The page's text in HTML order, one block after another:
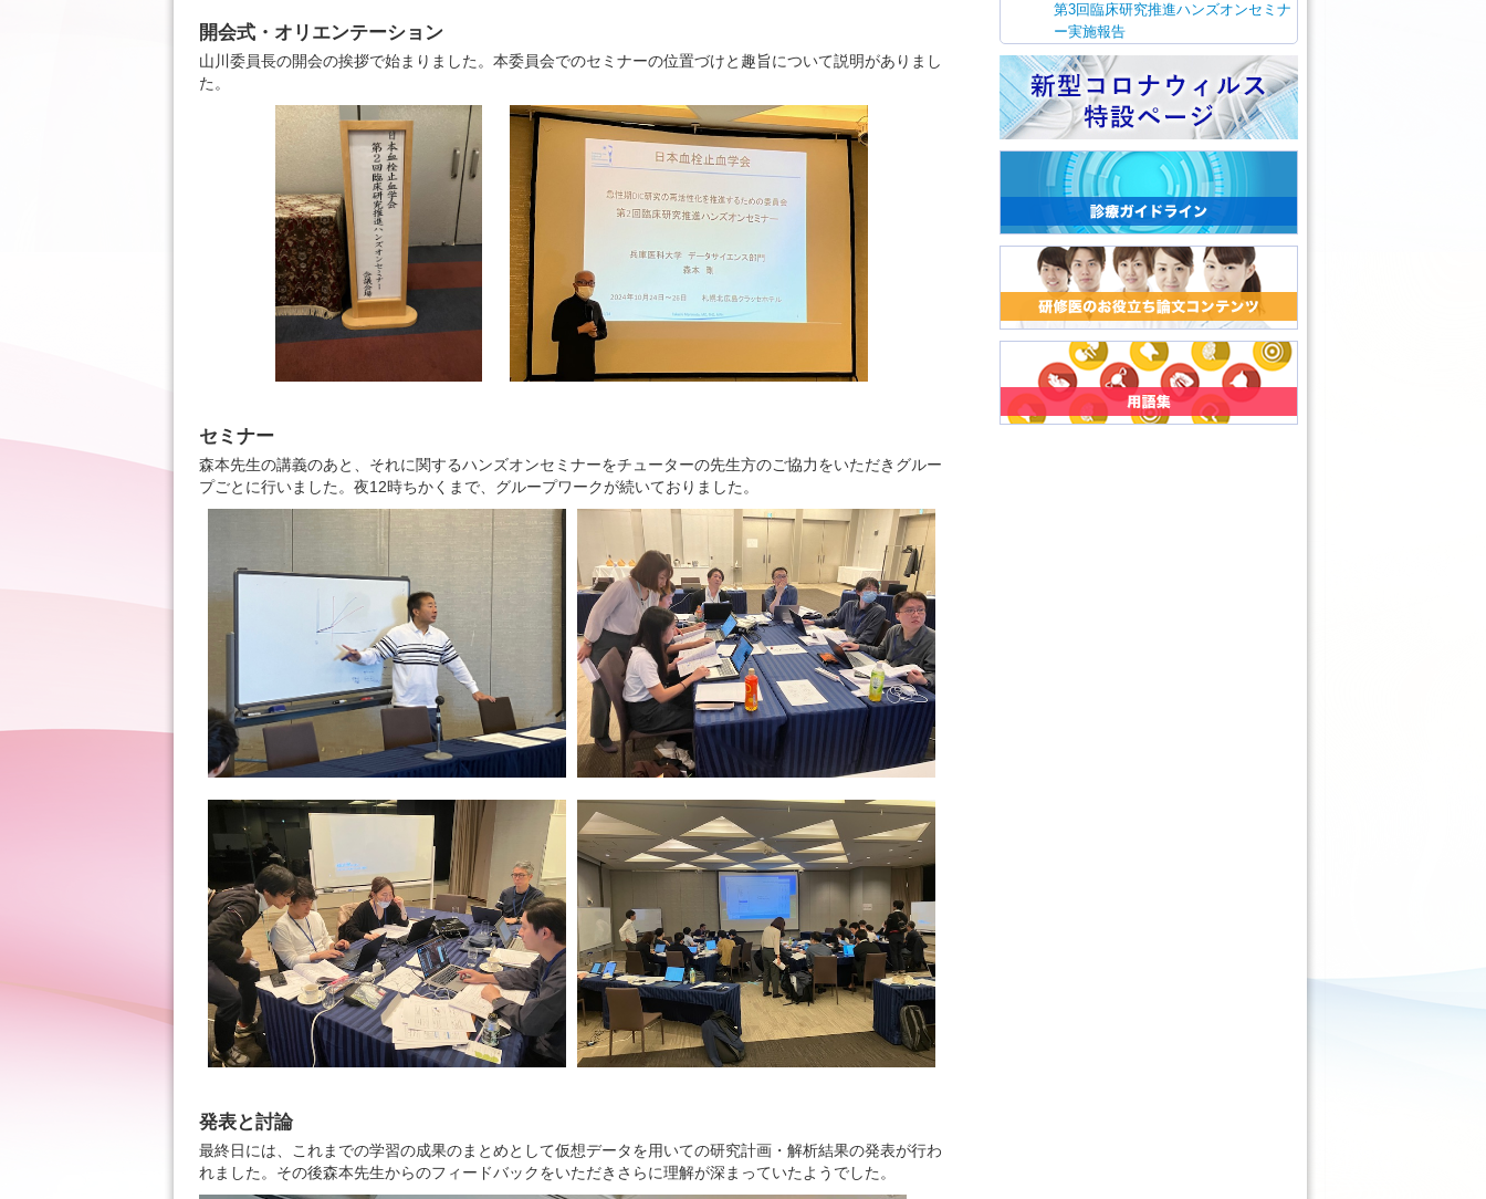
開会式・オリエンテーション
山川委員長の開会の挨拶で始まりました。本委員会でのセミナーの位置づけと趣旨について説明がありまし
た。
セミナー
森本先生の講義のあと、それに関するハンズオンセミナーをチューターの先生方のご協力をいただきグルー
プごとに行いました。夜12時ちかくまで、グループワークが続いておりました。
発表と討論
最終日には、これまでの学習の成果のまとめとして仮想データを用いての研究計画・解析結果の発表が行わ
れました。その後森本先生からのフィードバックをいただきさらに理解が深まっていたようでした。
第3回臨床研究推進ハンズオンセミナ
ー実施報告